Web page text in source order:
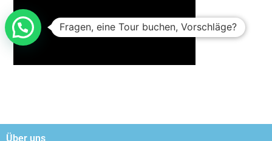
Über uns
Fragen, eine Tour buchen, Vorschläge?